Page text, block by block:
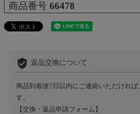
商品番号 66478
verified_user 返品交換について
商品到着後7日以内にご連絡いただければ
す。
【交換・返品申請フォーム】